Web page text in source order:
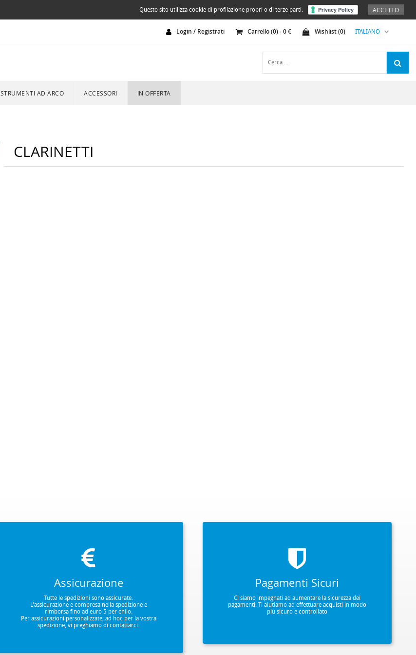
ACCETTO
Questo sito utilizza cookie di profilazione propri o di terze parti.
ITALIANO
Login / Registrati Carrello (0) -0€ Wishlist (0)
STRUMENTI AD ARCO ACCESSORI IN OFFERTA
CLARINETTI
Assicurazione
Tutte le spedizioni sono assicurate.
L'assicurazione è compresa nella spedizione e
rimborsa fino ad euro 5 per chilo.
Per assicurazioni personalizzate, ad hoc per la vostra
spedizione, vi preghiamo di contattarci.
Pagamenti Sicuri
Ci siamo impegnati ad aumentare la sicurezza dei
pagamenti. Ti aiutiamo ad effettuare acquisti in modo
più sicuro e controllato